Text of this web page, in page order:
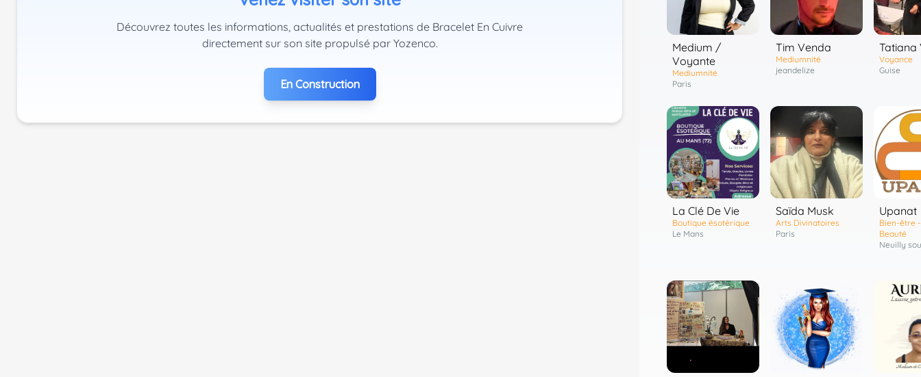
Découvrez toutes les informations, actualités et prestations de Bracelet En Cuivre
directement sur son site propulsé par Yozenco.
En Construction
Medium /
Voyante
Mediumnité
Paris
Tim Venda
Mediumnité
jeandelize
Tatiana
Voyance
Guise
La Clé De Vie
Boutique ésotérique
Le Mans
Saïda Musk
Arts Divinatoires
Paris
Upanat
Bien-être
Beauté
Neuilly